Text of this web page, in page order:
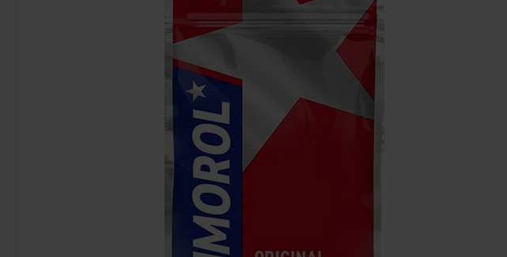
Kinder Bueno White Chokladbit 39g